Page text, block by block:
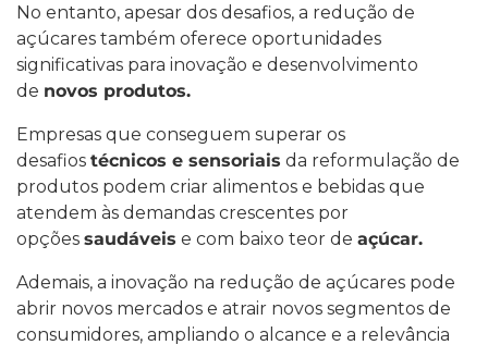
No entanto, apesar dos desafios, a redução de
açúcares também oferece oportunidades
significativas para inovação e desenvolvimento
de novos produtos.
Empresas que conseguem superar os
desafios técnicos e sensoriais da reformulação de
produtos podem criar alimentos e bebidas que
atendem às demandas crescentes por
opções saudáveis e com baixo teor de açúcar.
Ademais, a inovação na redução de açúcares pode
abrir novos mercados e atrair novos segmentos de
consumidores, ampliando o alcance e a relevância